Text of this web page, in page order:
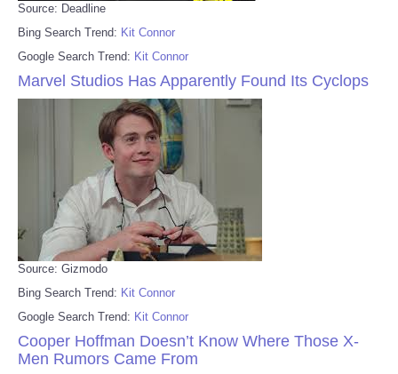
Source: Deadline
Bing Search Trend: Kit Connor
Google Search Trend: Kit Connor
Marvel Studios Has Apparently Found Its Cyclops
Source: Gizmodo
Bing Search Trend: Kit Connor
Google Search Trend: Kit Connor
Cooper Hoffman Doesn’t Know Where Those X-
Men Rumors Came From